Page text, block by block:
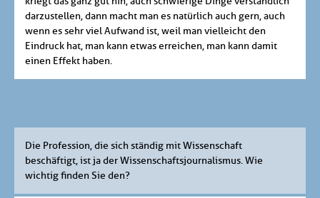
darzustellen, dann macht man es natürlich auch gern, auch
wenn es sehr viel Aufwand ist, weil man vielleicht den
Eindruck hat, man kann etwas erreichen, man kann damit
einen Effekt haben.
Die Profession, die sich ständig mit Wissenschaft
beschäftigt, ist ja der Wissenschaftsjournalismus. Wie
wichtig finden Sie den?